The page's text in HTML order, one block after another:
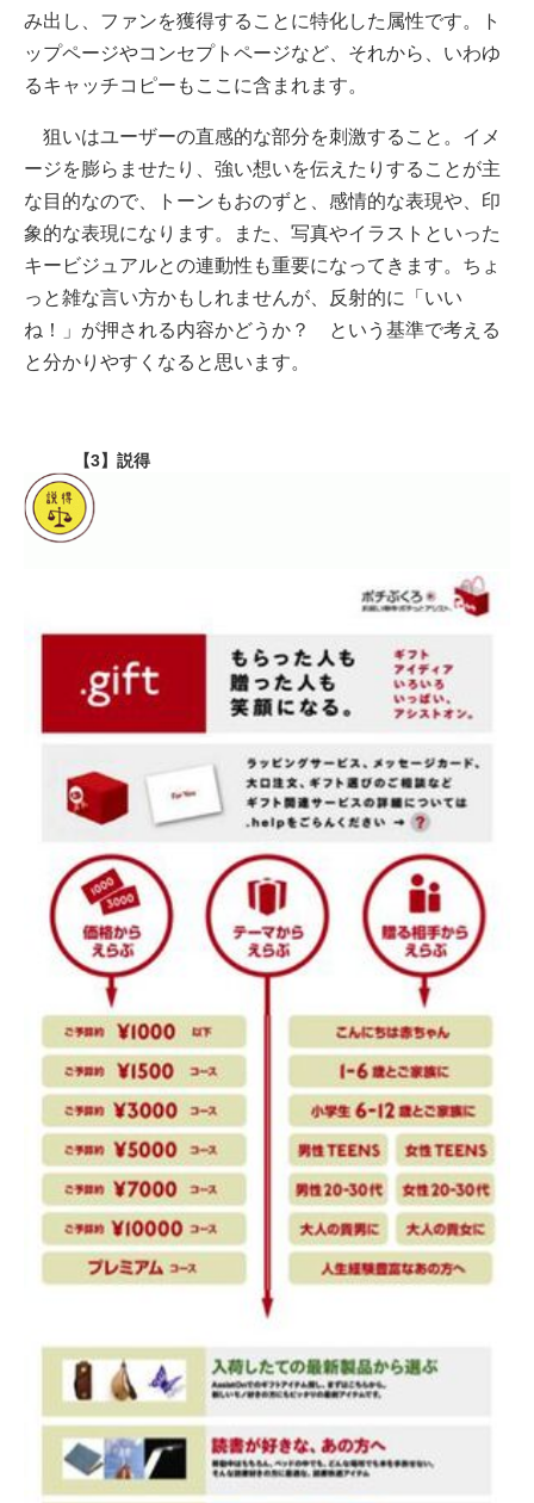
み出し、ファンを獲得することに特化した属性です。ト
ップページやコンセプトページなど、それから、いわゆ
るキャッチコピーもここに含まれます。
狙いはユーザーの直感的な部分を刺激すること。イメ
ージを膨らませたり、強い想いを伝えたりすることが主
な目的なので、トーンもおのずと、感情的な表現や、印
象的な表現になります。また、写真やイラストといった
キービジュアルとの連動性も重要になってきます。ちょ
っと雑な言い方かもしれませんが、反射的に「いい
ね！」が押される内容かどうか？ という基準で考える
と分かりやすくなると思います。
【3】説得